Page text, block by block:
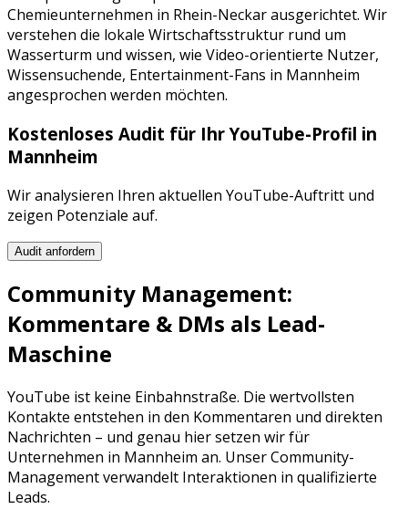
Chemieunternehmen in Rhein-Neckarausgerichtet. Wir
verstehen die lokale Wirtschaftsstruktur rund um
Wasserturm und wissen, wie Video-orientierte Nutzer,
Wissensuchende, Entertainment-Fans in Mannheim
angesprochen werden möchten.
Kostenloses Audit für IhrYouTube-Profil in
Mannheim
Wir analysieren Ihren aktuellen YouTube-Auftritt und
zeigen Potenziale auf.
Audit anfordern
Community Management:
Kommentare & DMs als Lead-
Maschine
YouTube ist keine Einbahnstraße. Die wertvollsten
Kontakte entstehen in den Kommentaren und direkten
Nachrichten – und genau hier setzen wir für
Unternehmen in Mannheim an. Unser Community-
Management verwandelt Interaktionen in qualifizierte
Leads.